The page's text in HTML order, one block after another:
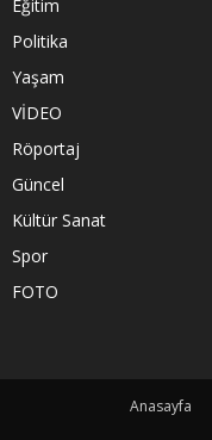
Eğitim
Politika
Yaşam
VİDEO
Röportaj
Güncel
Kültür Sanat
Spor
FOTO
Anasayfa